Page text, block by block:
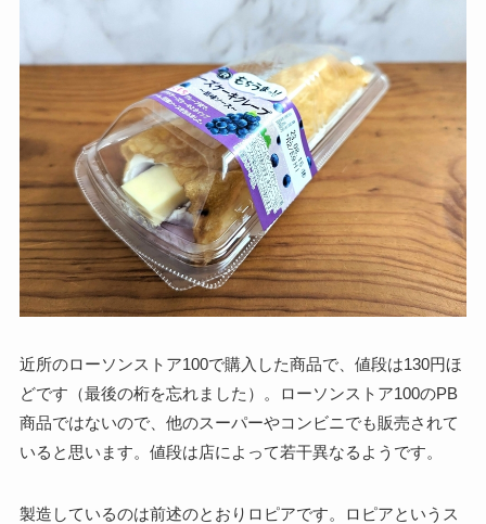
近所のローソンストア100で購入した商品で、値段は130円ほ
どです（最後の桁を忘れました）。ローソンストア100のPB
商品ではないので、他のスーパーやコンビニでも販売されて
いると思います。値段は店によって若干異なるようです。
製造しているのは前述のとおりロピアです。ロピアというス